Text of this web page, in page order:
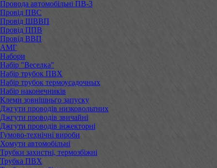
Провода автомобільні ПВ-3
Провід ПВС
Провід ШВВП
Провід ППВ
Провід ВВП
АМГ
Набори
Набір "Веселка"
Набір трубок ПВХ
Набір трубок термоусадочных
Набір наконечників
Клеми зовнішньго запуску
Джгути проводів низковольтних
Джгути проводів звичайні
Джгути проводів інжекторні
Гумово-технічні вироби
Хомути автомобільні
Трубки захистні, термозбіжні
Трубка ПВХ